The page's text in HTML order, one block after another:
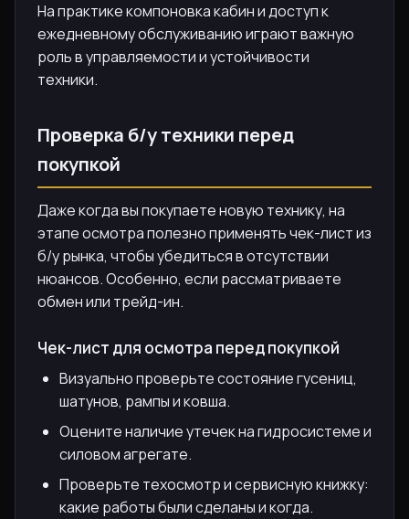
На практике компоновка кабин и доступ к
ежедневному обслуживанию играют важную
роль в управляемости и устойчивости
техники.
Проверка б/у техники перед
покупкой
Даже когда вы покупаете новую технику, на
этапе осмотра полезно применять чек-лист из
б/у рынка, чтобы убедиться в отсутствии
нюансов. Особенно, если рассматриваете
обмен или трейд-ин.
Чек-лист для осмотра перед покупкой
Визуально проверьте состояние гусениц,
шатунов, рампы и ковша.
Оцените наличие утечек на гидросистеме и
силовом агрегате.
Проверьте техосмотр и сервисную книжку:
какие работы были сделаны и когда.